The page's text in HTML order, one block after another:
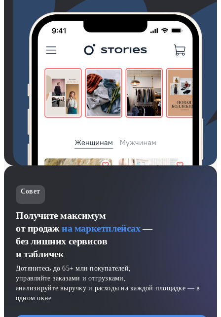
Совет
Получите максимум
от продаж на маркетплейсах—
без лишних сервисов
и табличек
Дотянитесь до 65+ млн покупателей,
управляйте заказами и отгрузками,
анализируйте выручку и расходы на каждой площадке — в
одном окне